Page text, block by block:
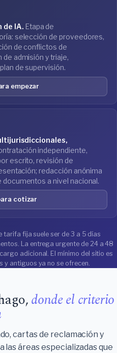
de IA.Etapa de
selección de proveedores,
de conflictos de
admisión y triaje,
de supervisión.
empezar
independiente,
escrito, revisión de
redacción anónima
a nivel nacional.
cotizar
tarifa fija suele ser de 3 a 5 días
La entrega urgente de 24 a 48
adicional. El mínimo del sitio es
y antiguos ya no se ofrecen.
donde el criterio
cartas de reclamación y
áreas especializadas que